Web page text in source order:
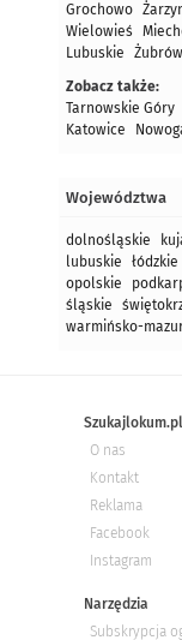
Grochowo
Wielowieś
Lubuskie
Żubrów
Zobacz także:
Tarnowskie Góry
Katowice
Województwa
dolnośląskie
lubuskie
łódzkie
opolskie
śląskie
warmińsko-
Szukajlokum.pl
O nas
Kontakt
Reklama
Facebook
Instagram
Narzędzia
Subskrypcja